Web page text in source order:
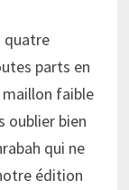
quatre
parts en
faible
oublier bien
qui ne
édition